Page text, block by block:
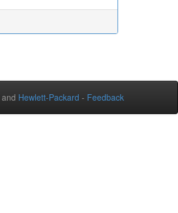
and Hewlett-Packard - Feedback